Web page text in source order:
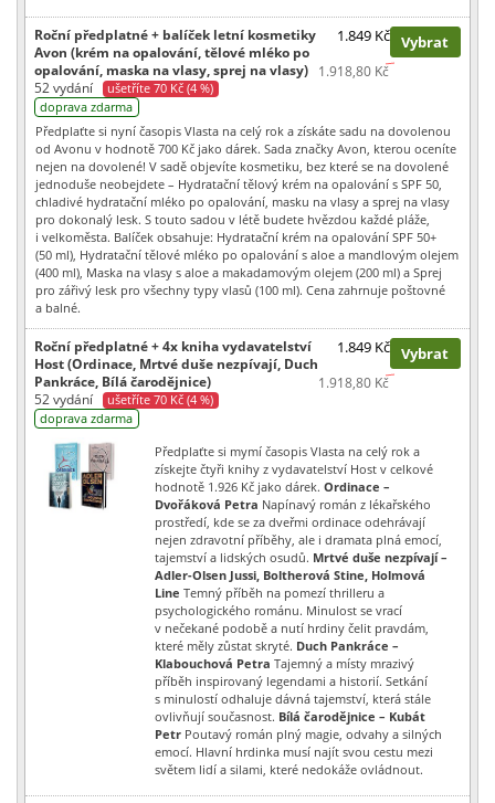
Roční předplatné + balíček letní kosmetiky
Avon (krém na opalování, tělové mléko po
opalování, maska na vlasy, sprej na vlasy)
52 vydání
ušetříte 70 Kč (4 %)
doprava zdarma
1.849 Kč
1.918,80 Kč
Vybrat
Předplaťte si nyní časopis Vlasta na celý rok a získáte sadu na dovolenou
od Avonu v hodnotě 700 Kč jako dárek. Sada značky Avon, kterou oceníte
nejen na dovolené! V sadě objevíte kosmetiku, bez které se na dovolené
jednoduše neobejdete – Hydratační tělový krém na opalování s SPF 50,
chladivé hydratační mléko po opalování, masku na vlasy a sprej na vlasy
pro dokonalý lesk. S touto sadou v létě budete hvězdou každé pláže,
i velkoměsta. Balíček obsahuje: Hydratační krém na opalování SPF 50+
(50 ml), Hydratační tělové mléko po opalování s aloe a mandlovým olejem
(400 ml), Maska na vlasy s aloe a makadamovým olejem (200 ml) a Sprej
pro zářivý lesk pro všechny typy vlasů (100 ml). Cena zahrnuje poštovné
a balné.
Roční předplatné + 4x kniha vydavatelství
Host (Ordinace, Mrtvé duše nezpívají, Duch
Pankráce, Bílá čarodějnice)
52 vydání
ušetříte 70 Kč (4 %)
doprava zdarma
1.849 Kč
1.918,80 Kč
Vybrat
Předplaťte si mymí časopis Vlasta na celý rok a
získejte čtyři knihy z vydavatelství Host v celkové
hodnotě 1.926 Kč jako dárek. Ordinace –
Dvořáková Petra Napínavý román z lékařského
prostředí, kde se za dveřmi ordinace odehrávají
nejen zdravotní příběhy, ale i dramata plná emocí,
tajemství a lidských osudů. Mrtvé duše nezpívají –
Adler-Olsen Jussi, Boltherová Stine, Holmová
Line Temný příběh na pomezí thrilleru a
psychologického románu. Minulost se vrací
v nečekané podobě a nutí hrdiny čelit pravdám,
které měly zůstat skryté. Duch Pankráce –
Klabouchová Petra Tajemný a místy mrazivý
příběh inspirovaný legendami a historií. Setkání
s minulostí odhaluje dávná tajemství, která stále
ovlivňují současnost. Bílá čarodějnice – Kubát
Petr Poutavý román plný magie, odvahy a silných
emocí. Hlavní hrdinka musí najít svou cestu mezi
světem lidí a silami, které nedokáže ovládnout.